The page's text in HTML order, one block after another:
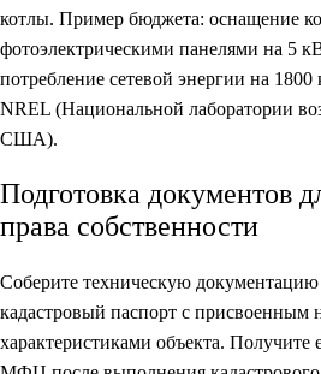
котлы. Пример бюджета: оснащение
фотоэлектрическими панелями на 5
потребление сетевой энергии на 1800
NREL (Национальной лаборатории
США).
Подготовка документов
права собственности
Соберите техническую документацию
кадастровый паспорт с присвоенным
характеристиками объекта. Получите